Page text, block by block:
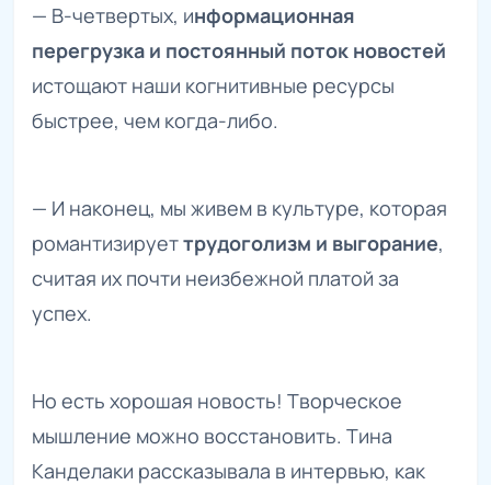
— В-четвертых, информационная
перегрузка и постоянный поток новостей
истощают наши когнитивные ресурсы
быстрее, чем когда-либо.
— И наконец, мы живем в культуре, которая
романтизируеттрудоголизм и выгорание,
считая их почти неизбежной платой за
успех.
Но есть хорошая новость! Творческое
мышление можно восстановить. Тина
Канделаки рассказывала в интервью, как